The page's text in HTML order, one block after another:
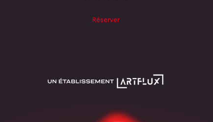
Réserver